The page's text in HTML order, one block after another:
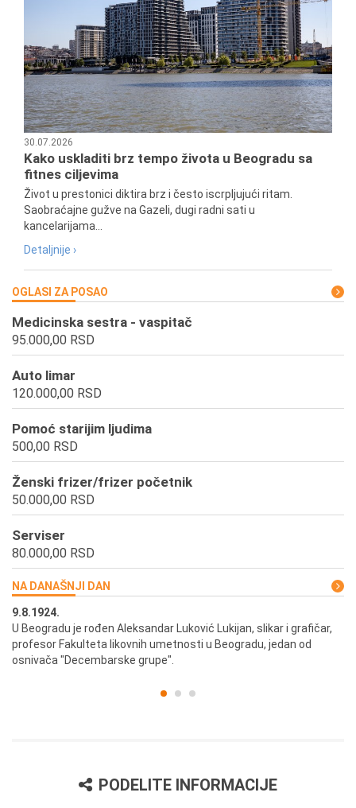
30.07.2026
Kako uskladiti brz tempo života u Beogradu sa
fitnes ciljevima
Život u prestonici diktira brz i često iscrpljujući ritam.
Saobraćajne gužve na Gazeli, dugi radni sati u
kancelarijama...
Detaljnije ›
OGLASI ZA POSAO
Medicinska sestra - vaspitač
95.000,00 RSD
Auto limar
120.000,00 RSD
Pomoć starijim ljudima
500,00 RSD
Ženski frizer/frizer početnik
50.000,00 RSD
Serviser
80.000,00 RSD
NA DANAŠNJI DAN
9.8.1924.
U Beogradu je rođen Aleksandar Luković Lukijan, slikar i grafičar,
profesor Fakulteta likovnih umetnosti u Beogradu, jedan od
osnivača "Decembarske grupe".
PODELITE INFORMACIJE